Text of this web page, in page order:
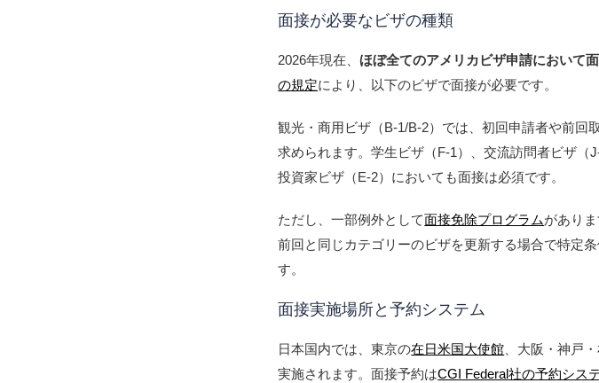
面接が必要なビザの種類
2026年現在、ほぼ全てのアメリカビザ申請において
の規定により、以下のビザで面接が必要です。
観光・商用ビザ（B-1/B-2）では、初回申請者や前回
求められます。学生ビザ（F-1）、交流訪問者ビザ（
投資家ビザ（E-2）においても面接は必須です。
ただし、一部例外として面接免除プログラムがあり
前回と同じカテゴリーのビザを更新する場合で特定
す。
面接実施場所と予約システム
日本国内では、東京の在日米国大使館 、大阪・神戸
実施されます。面接予約はCGI Federal社の予約シス